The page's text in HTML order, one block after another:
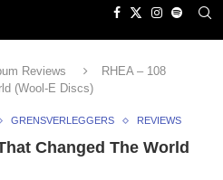
Reviews
RHEA – 108
(Wool-E Discs)
GRENSVERLEGGERS REVIEWS
Changed The World